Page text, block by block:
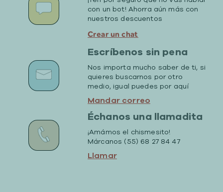
con un bot! Ahorra aún más con
nuestros descuentos
Crear un chat
Escríbenos sin pena
Nos importa mucho saber de ti, si
quieres buscarnos por otro
medio, igual puedes por aquí
Mandar correo
Échanos una llamadita
¡Amámos el chismesito!
Márcanos (55) 68 27 84 47
Llamar